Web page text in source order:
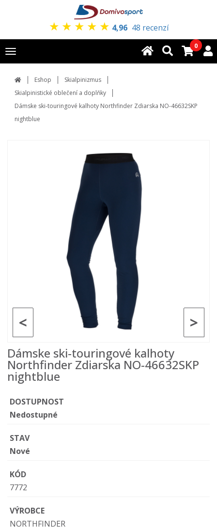
★ ★ ★ ★ ★ 4,96 48 recenzí
Toggle
navigation
0
Eshop
Skialpinizmus
Skialpinistické oblečení a doplňky
Dámske ski-touringové kalhoty Northfinder Zdiarska NO-46632SKP
nightblue
>
<
Dámske ski-touringové kalhoty
Northfinder Zdiarska NO-46632SKP
nightblue
DOSTUPNOST
Nedostupné
STAV
Nové
KÓD
7772
VÝROBCE
NORTHFINDER